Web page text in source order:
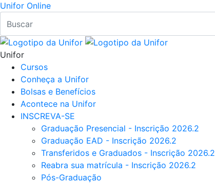
Unifor Online
Unifor
Cursos
Conheça a Unifor
Bolsas e Benefícios
Acontece na Unifor
INSCREVA-SE
Graduação Presencial - Inscrição 2026.2
Graduação EAD - Inscrição 2026.2
Transferidos e Graduados - Inscrição 2026.2
Reabra sua matrícula - Inscrição 2026.2
Pós-Graduação